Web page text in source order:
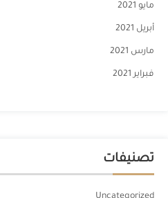
مايو 2021
أبريل 2021
مارس 2021
فبراير 2021
تصنيفات